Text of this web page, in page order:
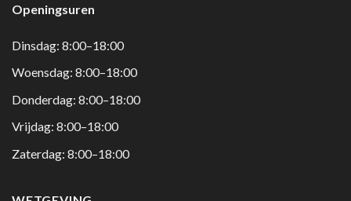
Openingsuren
Dinsdag: 8:00–18:00
Woensdag: 8:00–18:00
Donderdag: 8:00–18:00
Vrijdag: 8:00–18:00
Zaterdag: 8:00–18:00